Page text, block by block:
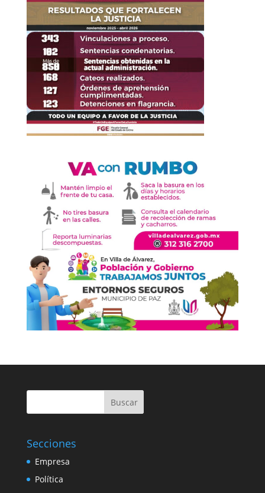
Buscar
Secciones
Empresa
Política